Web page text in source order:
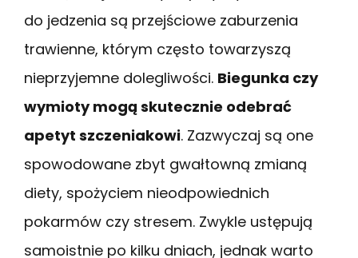
do jedzenia są przejściowe zaburzenia
trawienne, którym często towarzyszą
nieprzyjemne dolegliwości. Biegunka czy
wymioty mogą skutecznie odebrać
apetyt szczeniakowi. Zazwyczaj są one
spowodowane zbyt gwałtowną zmianą
diety, spożyciem nieodpowiednich
pokarmów czy stresem. Zwykle ustępują
samoistnie po kilku dniach, jednak warto